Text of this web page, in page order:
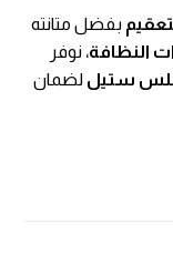
بفضل متانته
النظافة، نوفر
ستيل لضمان